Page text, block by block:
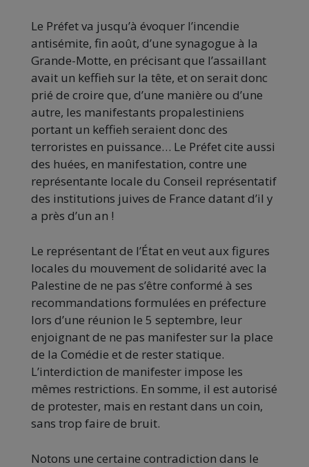
Le Préfet va jusqu’à évoquer l’incendie
antisémite, fin août, d’une synagogue à la
Grande-Motte, en précisant que l’assaillant
avait un keffieh sur la tête, et on serait donc
prié de croire que, d’une manière ou d’une
autre, les manifestants propalestiniens
portant un keffieh seraient donc des
terroristes en puissance… Le Préfet cite aussi
des huées, en manifestation, contre une
représentante locale du Conseil représentatif
des institutions juives de France datant d’il y
a près d’un an !
Le représentant de l’État en veut aux figures
locales du mouvement de solidarité avec la
Palestine de ne pas s’être conformé à ses
recommandations formulées en préfecture
lors d’une réunion le 5 septembre, leur
enjoignant de ne pas manifester sur la place
de la Comédie et de rester statique.
L’interdiction de manifester impose les
mêmes restrictions. En somme, il est autorisé
de protester, mais en restant dans un coin,
sans trop faire de bruit.
Notons une certaine contradiction dans le